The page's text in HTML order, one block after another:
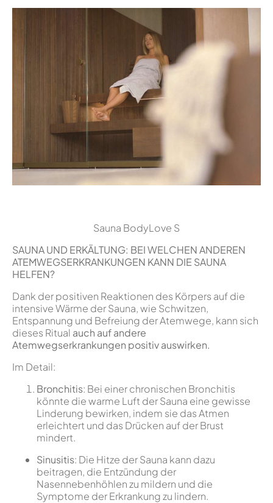
Sauna BodyLove S
SAUNA UND ERKÄLTUNG: BEI WELCHEN ANDEREN
ATEMWEGSERKRANKUNGEN KANN DIE SAUNA
HELFEN?
Dank der positiven Reaktionen des Körpers auf die
intensive Wärme der Sauna, wie Schwitzen,
Entspannung und Befreiung der Atemwege, kann sich
dieses Ritual auch auf andere
Atemwegserkrankungen positiv auswirken.
Im Detail:
Bronchitis: Bei einer chronischen Bronchitis
könnte die warme Luft der Sauna eine gewisse
Linderung bewirken, indem sie das Atmen
erleichtert und das Drücken auf der Brust
mindert.
Sinusitis: Die Hitze der Sauna kann dazu
beitragen, die Entzündung der
Nasennebenhöhlen zu mildern und die
Symptome der Erkrankung zu lindern.